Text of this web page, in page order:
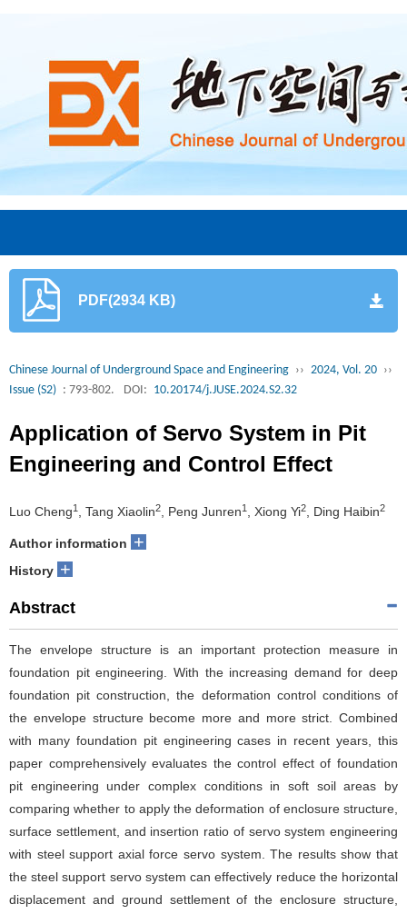
PDF(2934 KB)
Chinese Journal of Underground Space and Engineering ›› 2024, Vol. 20 ››
Issue (S2) : 793-802. DOI: 10.20174/j.JUSE.2024.S2.32
Application of Servo System in Pit
Engineering and Control Effect
Luo Cheng1 , Tang Xiaolin2 , Peng Junren1 , Xiong Yi2 , Ding Haibin2
Author information +
History +
Abstract
The envelope structure is an important protection measure in
foundation pit engineering. With the increasing demand for deep
foundation pit construction, the deformation control conditions of
the envelope structure become more and more strict. Combined
with many foundation pit engineering cases in recent years, this
paper comprehensively evaluates the control effect of foundation
pit engineering under complex conditions in soft soil areas by
comparing whether to apply the deformation of enclosure structure,
surface settlement, and insertion ratio of servo system engineering
with steel support axial force servo system. The results show that
the steel support servo system can effectively reduce the horizontal
displacement and ground settlement of the enclosure structure,